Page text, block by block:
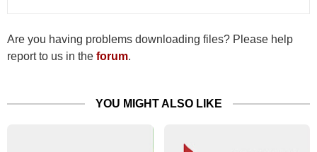
Are you having problems downloading files? Please help
report to us in the forum.
YOU MIGHT ALSO LIKE